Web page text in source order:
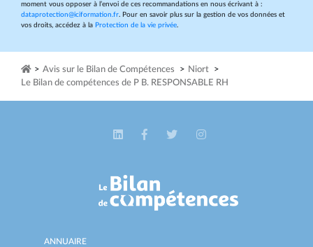
moment vous opposer à l’envoi de ces recommandations en nous écrivant à :
dataprotection@iciformation.fr. Pour en savoir plus sur la gestion de vos données et
vos droits, accédez à la Protection de la vie privée.
> Avis sur le Bilan de Compétences > Niort
>
Le Bilan de compétences de P B. RESPONSABLE RH
ANNUAIRE